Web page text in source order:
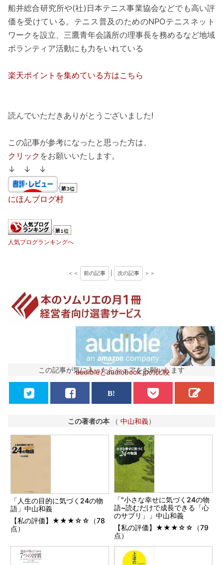
船井総合研究所や(社)日本テニス事業協会などでも高い評
価を受けている。テニス普及のためのNPOテニスネット
ワークを設立、三鷹青年会議所の理事長を務めるなど地域
ボランティア活動にも力をいれている
楽天ポイントを集めている方はこちら
読んでいただきありがとうございました!
この記事が参考になったと思った方は、
クリック をお願いいたします。
↓ ↓ ↓
にほんブログ村
人気ブログランキングへ
＜＜ 前の記事 次の記事 ＞＞
audibleとaudiobook.jpの比較
この記事が気に入ったらシェアをお願いします
この著者の本 （ 中山和義）
「人生の目的に気づく24の物
語」中山和義
【私の評価】★★★☆☆（78
点）
「"小さな幸せに気づく24の物
語~読むだけで成長できる「心
のサプリ」」中山和義
【私の評価】★★★☆☆（79
点）